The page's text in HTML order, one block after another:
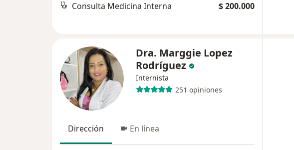
Consulta Medicina Interna $ 200.000
Dra. Marggie Lopez
Rodríguez
Internista
251 opiniones
Dirección En línea